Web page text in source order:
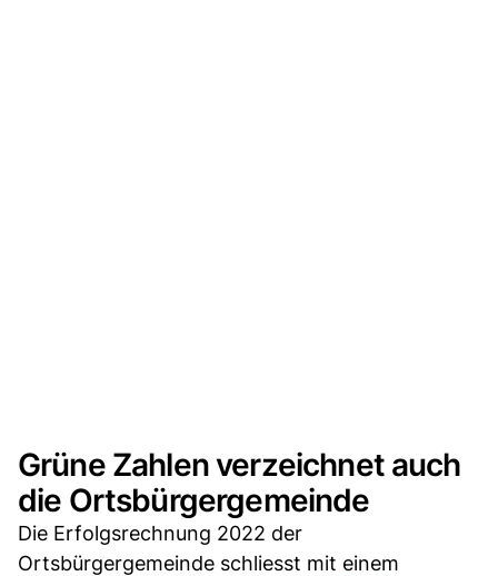
Grüne Zahlen verzeichnet auch
die Ortsbürgergemeinde
Die Erfolgsrechnung 2022 der
Ortsbürgergemeinde schliesst mit einem